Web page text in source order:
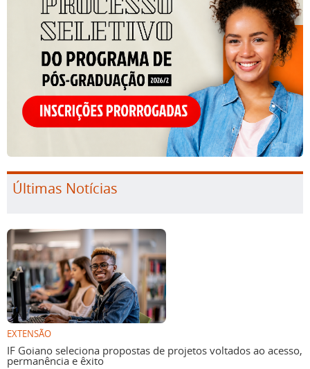
Últimas Notícias
EXTENSÃO
IF Goiano seleciona propostas de projetos voltados ao acesso,
permanência e êxito